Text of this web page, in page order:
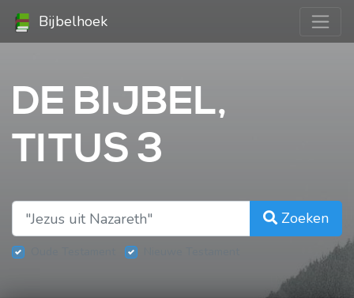
Bijbelhoek
DE BIJBEL,
TITUS 3
Zoeken